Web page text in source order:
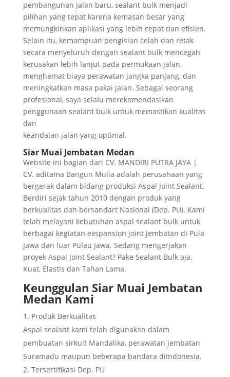
pembangunan jalan baru, sealant bulk menjadi
pilihan yang tepat karena kemasan besar yang
memungkinkan aplikasi yang lebih cepat dan efisien.
Selain itu, kemampuan pengisian celah dan retak
secara menyeluruh dengan sealant bulk mencegah
kerusakan lebih lanjut pada permukaan jalan,
menghemat biaya perawatan jangka panjang, dan
meningkatkan masa pakai jalan. Sebagai seorang
profesional, saya selalu merekomendasikan
penggunaan sealant bulk untuk memastikan kualitas
dan
keandalan jalan yang optimal.
Siar Muai Jembatan Medan
Website ini bagian dari CV. MANDIRI PUTRA JAYA |
CV. aditama Bangun Mulia adalah perusahaan yang
bergerak dalam bidang produksi Aspal Joint Sealant.
Berdiri sejak tahun 2010 dengan produk yang
berkualitas dan bersandart Nasional (Dep. PU). Kami
telah melayani kebutuhan aspal sealant bulk untuk
berbagai kegiatan exspansion joint jembatan di Pula
Jawa dan luar Pulau Jawa. Sedang mengerjakan
proyek Aspal Joint Sealant? Pake Sealant Bulk aja.
Kuat, Elastis dan Tahan Lama.
Keunggulan Siar Muai Jembatan
MedanKami
Produk Berkualitas
Aspal sealant kami telah digunakan dalam
pembuatan sirkuit Mandalika, perawatan jembatan
Suramadu maupun beberapa bandara diindonesia.
Tersertifikasi Dep. PU